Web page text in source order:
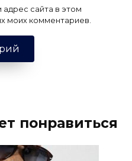
сайта в этом
моих комментариев.
понравиться